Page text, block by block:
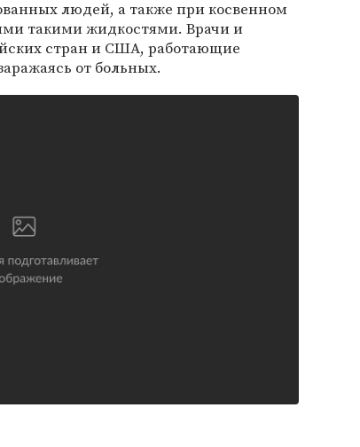
людей, а также при косвенном
такими жидкостями. Врачи и
стран и США, работающие
от больных.